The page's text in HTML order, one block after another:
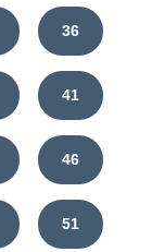
36
41
46
51